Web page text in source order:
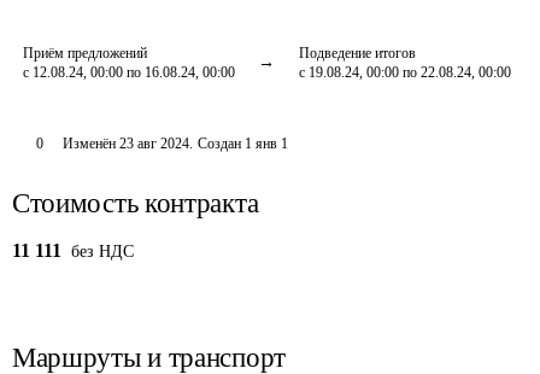
Приём предложений
с 12.08.24, 00:00 по 16.08.24, 00:00
Подведение итогов
с 19.08.24, 00:00 по 22.08.24, 00:00
0 Изменён 23 авг 2024. Создан 1 янв 1
Стоимость контракта
11 111 без НДС
Маршруты и транспорт